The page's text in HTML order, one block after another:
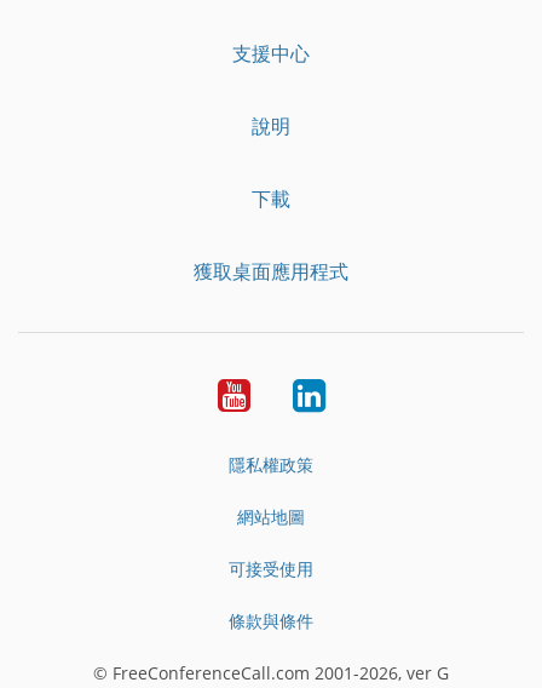
支援中心
說明
下載
獲取桌面應用程式
YouTubeLinkedIn
隱私權政策
網站地圖
可接受使用
條款與條件
© FreeConferenceCall.com 2001-2026, ver G